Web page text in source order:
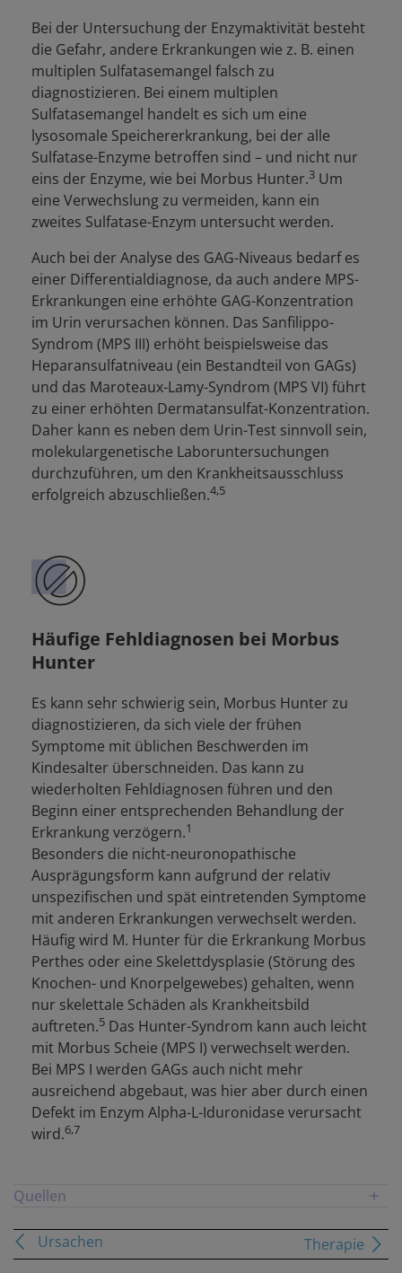
Bei der Untersuchung der Enzymaktivität besteht
die Gefahr, andere Erkrankungen wie z. B. einen
multiplen Sulfatasemangel falsch zu
diagnostizieren. Bei einem multiplen
Sulfatasemangel handelt es sich um eine
lysosomale Speichererkrankung, bei der alle
Sulfatase-Enzyme betroffen sind – und nicht nur
eins der Enzyme, wie bei Morbus Hunter.3 Um
eine Verwechslung zu vermeiden, kann ein
zweites Sulfatase-Enzym untersucht werden.
Auch bei der Analyse des GAG-Niveaus bedarf es
einer Differentialdiagnose, da auch andere MPS-
Erkrankungen eine erhöhte GAG-Konzentration
im Urin verursachen können. Das Sanfilippo-
Syndrom (MPS III) erhöht beispielsweise das
Heparansulfatniveau (ein Bestandteil von GAGs)
und das Maroteaux-Lamy-Syndrom (MPS VI) führt
zu einer erhöhten Dermatansulfat-Konzentration.
Daher kann es neben dem Urin-Test sinnvoll sein,
molekulargenetische Laboruntersuchungen
durchzuführen, um den Krankheitsausschluss
erfolgreich abzuschließen.4,5
Häufige Fehldiagnosen bei Morbus
Hunter
Es kann sehr schwierig sein, Morbus Hunter zu
diagnostizieren, da sich viele der frühen
Symptome mit üblichen Beschwerden im
Kindesalter überschneiden. Das kann zu
wiederholten Fehldiagnosen führen und den
Beginn einer entsprechenden Behandlung der
Erkrankung verzögern.1
Besonders die nicht-neuronopathische
Ausprägungsform kann aufgrund der relativ
unspezifischen und spät eintretenden Symptome
mit anderen Erkrankungen verwechselt werden.
Häufig wird M. Hunter für die Erkrankung Morbus
Perthes oder eine Skelettdysplasie (Störung des
Knochen- und Knorpelgewebes) gehalten, wenn
nur skelettale Schäden als Krankheitsbild
auftreten.5 Das Hunter-Syndrom kann auch leicht
mit Morbus Scheie (MPS I) verwechselt werden.
Bei MPS I werden GAGs auch nicht mehr
ausreichend abgebaut, was hier aber durch einen
Defekt im Enzym Alpha-L-Iduronidase verursacht
wird.6,7
Quellen
1. Scarpa M et al. Orphanet Journal of Rare Diseases
2011; 6: 72.
Ursachen Therapie